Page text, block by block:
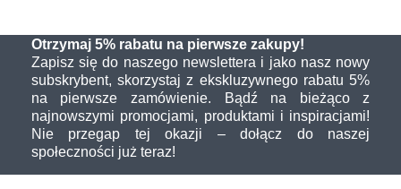
Otrzymaj 5% rabatu na pierwsze zakupy!
Zapisz się do naszego newslettera i jako nasz nowy
subskrybent, skorzystaj z ekskluzywnego rabatu 5%
na pierwsze zamówienie. Bądź na bieżąco z
najnowszymi promocjami, produktami i inspiracjami!
Nie przegap tej okazji – dołącz do naszej
społeczności już teraz!